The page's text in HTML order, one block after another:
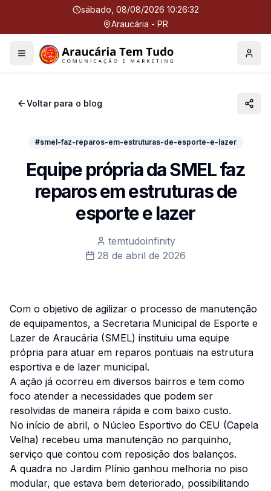
sábado, 08/08/2026 10:26:32
Araucária - PR
Menu Perfil
Voltar para o blog
#smel-faz-reparos-em-estruturas-de-esporte-e-lazer
Equipe própria da SMEL faz
reparos em estruturas de
esporte e lazer
temtudoinfinity
28 de abril de 2026
Com o objetivo de agilizar o processo de manutenção
de equipamentos, a Secretaria Municipal de Esporte e
Lazer de Araucária (SMEL) instituiu uma equipe
própria para atuar em reparos pontuais na estrutura
esportiva e de lazer municipal.
A ação já ocorreu em diversos bairros e tem como
foco atender a necessidades que podem ser
resolvidas de maneira rápida e com baixo custo.
No início de abril, o Núcleo Esportivo do CEU (Capela
Velha) recebeu uma manutenção no parquinho,
serviço que contou com reposição dos balanços.
A quadra no Jardim Plínio ganhou melhoria no piso
modular, que estava bem deteriorado, possibilitando